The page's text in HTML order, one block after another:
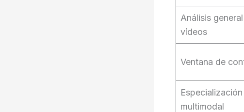
Análisis
vídeos
Ventana de
Especialización
multimodal